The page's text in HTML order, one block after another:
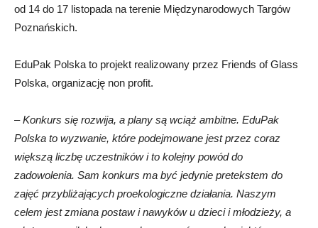
od 14 do 17 listopada na terenie Międzynarodowych Targów
Poznańskich.
EduPak Polska to projekt realizowany przez Friends of Glass
Polska, organizację non profit.
–Konkurs się rozwija, a plany są wciąż ambitne. EduPak
Polska to wyzwanie, które podejmowane jest przez coraz
większą liczbę uczestników i to kolejny powód do
zadowolenia. Sam konkurs ma być jedynie pretekstem do
zajęć przybliżających proekologiczne działania. Naszym
celem jest zmiana postaw i nawyków u dzieci i młodzieży, a